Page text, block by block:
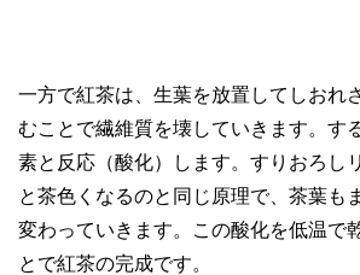
一方で紅茶は、生葉を放置してしおれ
むことで繊維質を壊していきます。す
素と反応（酸化）します。すりおろし
と茶色くなるのと同じ原理で、茶葉も
変わっていきます。この酸化を低温で
とで紅茶の完成です。